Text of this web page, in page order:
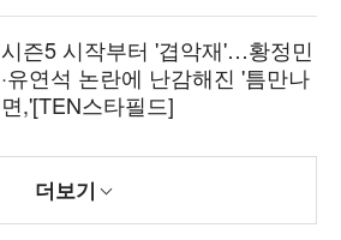
시즌5 시작부터 '겹악재'…황정민
·유연석 논란에 난감해진 '틈만나
면,'[TEN스타필드]
더보기